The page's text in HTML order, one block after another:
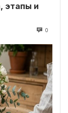
этапы и
0